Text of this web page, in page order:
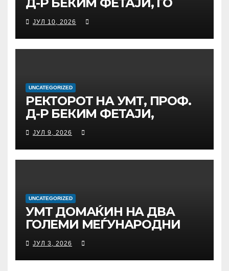
Д-Р БЕКИМ ФЕТАЈИ, ГО
ПРЕЧЕКА НА ОФИЦИЈАЛНА
СРЕДБА ГЕНЕРАЛНИОТ
ДИРЕКТОР НА АД МЕПСО,
Д-Р БУРИМ ЛАТИФИ
ЈУЛ 10, 2026
UNCATEGORIZED
РЕКТОРОТ НА УМТ, ПРОФ.
Д-Р БЕКИМ ФЕТАЈИ,
ОДРЖА РАБОТНА СРЕДБА
СО ДИРЕКТОРОТ ОД
УНИВЕРЗИТЕТОТ SUBÜ ОД
ТУРЦИЈА, ВОНР. ПРОФ. Д-Р
ЈУЛ 9, 2026
UNCATEGORIZED
УMТ ДОМАЌИН НА ДВА
ГОЛЕМИ МЕЃУНАРОДНИ
НАУЧНИ НАСТАНИ –
РЕКТОРОТ ФЕТАЈИ ОДРЖА
РАБОТНА СРЕДБА СО
ЈУЛ 3, 2026